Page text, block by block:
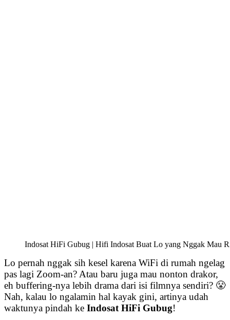
Indosat HiFi Gubug | Hifi Indosat Buat Lo yang Nggak Mau
Lo pernah nggak sih kesel karena WiFi di rumah ngelag
pas lagi Zoom-an? Atau baru juga mau nonton drakor,
eh buffering-nya lebih drama dari isi filmnya sendiri? 😤
Nah, kalau lo ngalamin hal kayak gini, artinya udah
waktunya pindah ke Indosat HiFi Gubug!